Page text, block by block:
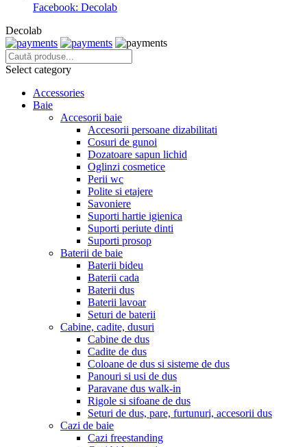
Facebook: Decolab
Decolab
Select category
Accessories
Baie
Accesorii baie
Accesorii persoane dizabilitati
Cosuri de gunoi
Dozatoare sapun lichid
Oglinzi cosmetice
Perii wc
Polite si etajere
Savoniere
Suporti hartie igienica
Suporti periute dinti
Suporti prosop
Baterii de baie
Baterii bideu
Baterii cada
Baterii dus
Baterii lavoar
Seturi de baterii
Cabine, cadite, dusuri
Cabine de dus
Cadite de dus
Coloane de dus si sisteme de dus
Panouri si usi de dus
Paravane dus walk-in
Rigole si sifoane de dus
Seturi de dus, pare, furtunuri, accesorii dus
Cazi de baie
Cazi freestanding